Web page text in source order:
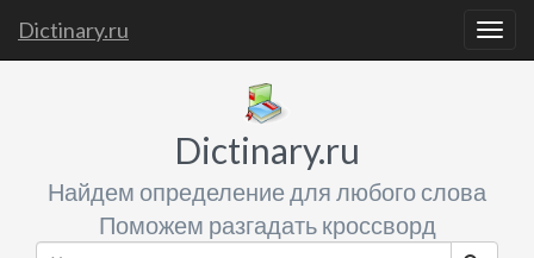
Dictinary.ru
Dictinary.ru
Найдем определение для любого слова
Поможем разгадать кроссворд